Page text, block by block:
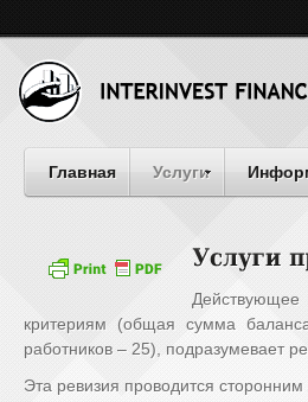
Главная Услуги
Действующее
критериям (общая сумма
работников – 25), подразумевает
Эта ревизия проводится